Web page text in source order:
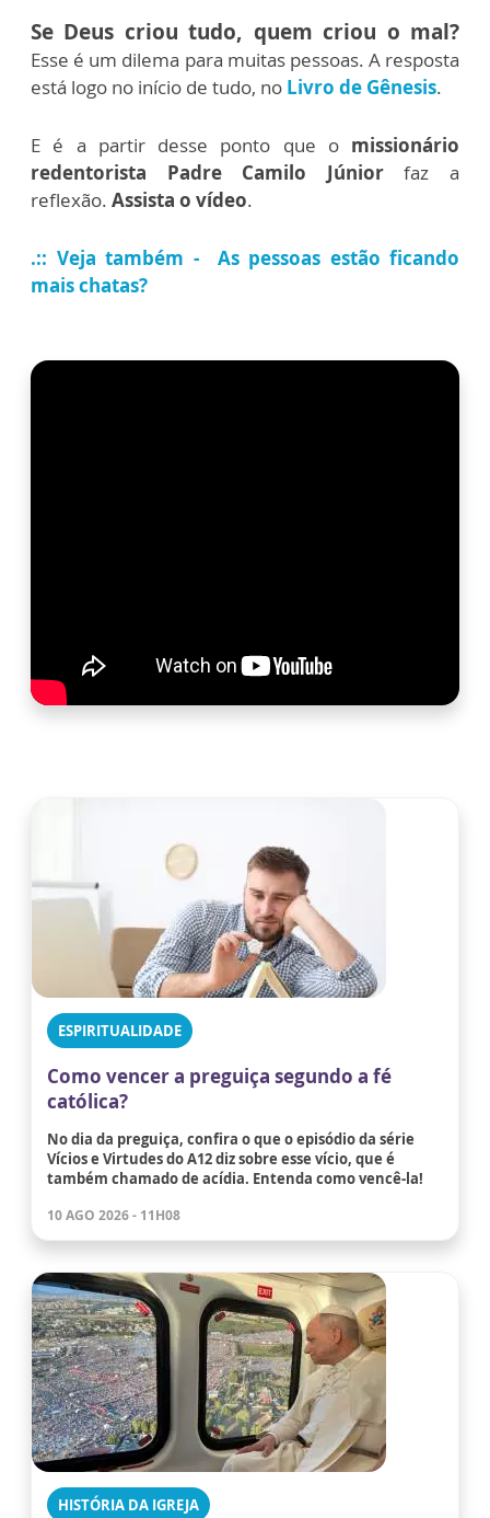
Se Deus criou tudo, quem criou o mal?
Esse é um dilema para muitas pessoas. A resposta
está logo no início de tudo, no Livro de Gênesis.
E é a partir desse ponto que o missionário
redentorista Padre Camilo Júniorfaz a
reflexão. Assista o vídeo.
.:: Veja também - As pessoas estão ficando
mais chatas?
ESPIRITUALIDADE
Como vencer a preguiça segundo a fé
católica?
No dia da preguiça, confira o que o episódio da série
Vícios e Virtudes do A12 diz sobre esse vício, que é
também chamado de acídia. Entenda como vencê-la!
10 AGO 2026 - 11H08
HISTÓRIA DA IGREJA